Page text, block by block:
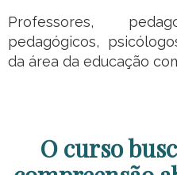
Professores,
pedagógicos,
da área da educação
O curso